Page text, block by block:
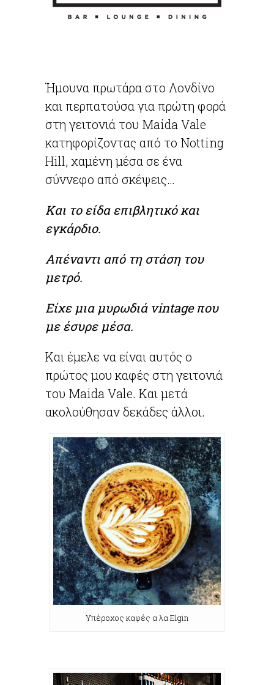
Ήμουνα πρωτάρα στο Λονδίνο
και περπατούσα για πρώτη φορά
στη γειτονιά του Maida Vale
κατηφορίζοντας από το Notting
Hill, χαμένη μέσα σε ένα
σύννεφο από σκέψεις…
Και το είδα επιβλητικό και
εγκάρδιο.
Απέναντι από τη στάση του
μετρό.
Είχε μια μυρωδιά vintage που
με έσυρε μέσα.
Και έμελε να είναι αυτός ο
πρώτος μου καφές στη γειτονιά
του Maida Vale. Και μετά
ακολούθησαν δεκάδες άλλοι.
Υπέροχος καφές α λα Elgin